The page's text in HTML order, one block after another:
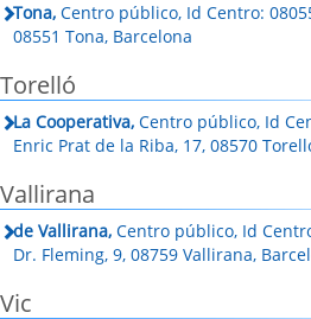
Tona, Centro público, Id Centro:
08551 Tona, Barcelona
Torelló
La Cooperativa, Centro público, Id
Enric Prat de la Riba, 17, 08570
Vallirana
de Vallirana, Centro público, Id
Dr. Fleming, 9, 08759 Vallirana,
Vic